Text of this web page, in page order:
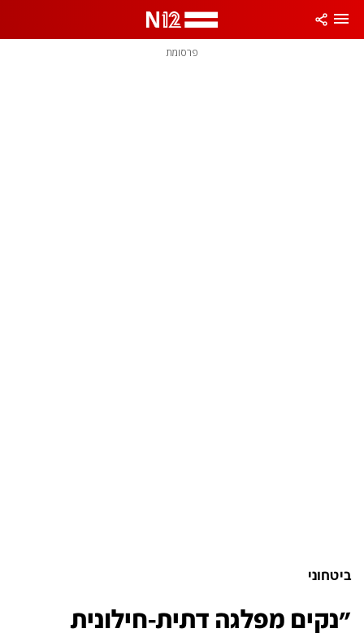
פרסומת
ביטחוני
"נקים מפלגה דתית-חילונית